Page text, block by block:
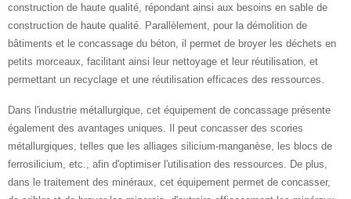
construction de haute qualité, répondant ainsi aux besoins en sable de
construction de haute qualité. Parallèlement, pour la démolition de
bâtiments et le concassage du béton, il permet de broyer les déchets en
petits morceaux, facilitant ainsi leur nettoyage et leur réutilisation, et
permettant un recyclage et une réutilisation efficaces des ressources.
Dans l'industrie métallurgique, cet équipement de concassage présente
également des avantages uniques. Il peut concasser des scories
métallurgiques, telles que les alliages silicium-manganèse, les blocs de
ferrosilicium, etc., afin d'optimiser l'utilisation des ressources. De plus,
dans le traitement des minéraux, cet équipement permet de concasser,